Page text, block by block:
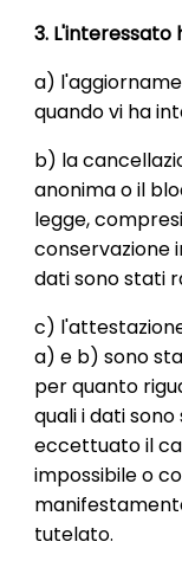
3.
a)
quando vi ha
b) la
anonima o il
legge,
conservazione
dati sono stati
c)
a) e b) sono
per quanto
quali i dati
eccettuato il
impossibile o
tutelato.